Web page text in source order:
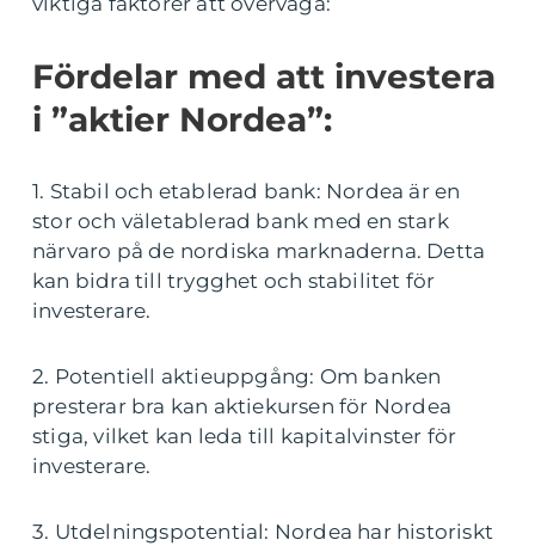
Fördelar med att investera
i ”aktier Nordea”:
1. Stabil och etablerad bank: Nordea är en
stor och väletablerad bank med en stark
närvaro på de nordiska marknaderna. Detta
kan bidra till trygghet och stabilitet för
investerare.
2. Potentiell aktieuppgång: Om banken
presterar bra kan aktiekursen för Nordea
stiga, vilket kan leda till kapitalvinster för
investerare.
3. Utdelningspotential: Nordea har historiskt